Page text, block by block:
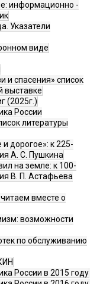
информационно -
Указатели
виде
и спасения» список
выставке
(2025г.)
России
литературы
дорогое»: к 225-
А. С. Пушкина
на земле: к 100-
В. П. Астафьева
вместе о
возможности
по обслуживанию
России в 2015 году